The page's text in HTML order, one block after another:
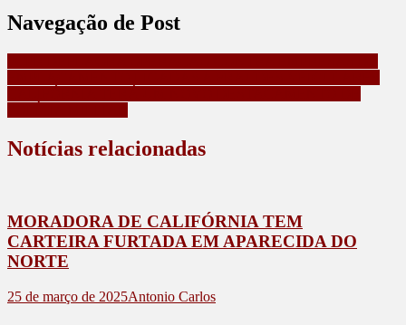
Navegação de Post
Notícias relacionadas
MORADORA DE CALIFÓRNIA TEM
CARTEIRA FURTADA EM APARECIDA DO
NORTE
25 de março de 2025Antonio Carlos